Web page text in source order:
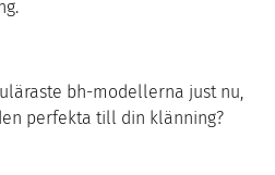
bh-modellerna just nu,
perfekta till din klänning?